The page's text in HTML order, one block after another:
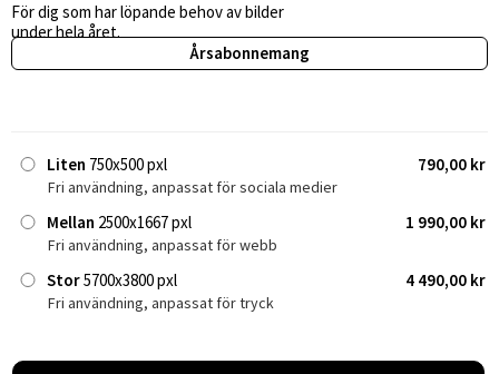
För dig som har löpande behov av bilder
under hela året.
Årsabonnemang
Liten 750x500 pxl 790,00 kr
Fri användning, anpassat för sociala medier
Mellan 2500x1667 pxl 1 990,00 kr
Fri användning, anpassat för webb
Stor5700x3800 pxl 4 490,00 kr
Fri användning, anpassat för tryck